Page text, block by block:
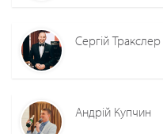
Сергій Тракслер
Андрій Купчин